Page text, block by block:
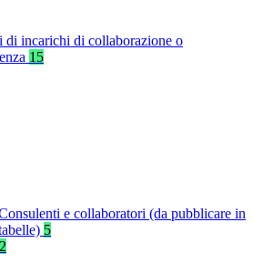
di incarichi di collaborazione o
15
e collaboratori (da pubblicare in
5